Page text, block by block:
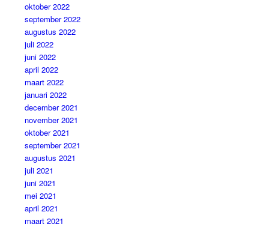
oktober 2022
september 2022
augustus 2022
juli 2022
juni 2022
april 2022
maart 2022
januari 2022
december 2021
november 2021
oktober 2021
september 2021
augustus 2021
juli 2021
juni 2021
mei 2021
april 2021
maart 2021